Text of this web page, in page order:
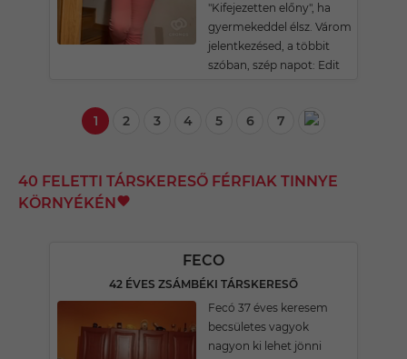
"Kifejezetten előny", ha
gyermekeddel élsz. Várom
jelentkezésed, a többit
szóban, szép napot: Edit
1 2 3 4 5 6 7
40 FELETTI TÁRSKERESŐ FÉRFIAK TINNYE
KÖRNYÉKÉN
FECO
42 ÉVES ZSÁMBÉKI TÁRSKERESŐ
Fecó 37 éves keresem
becsületes vagyok
nagyon ki lehet jönni